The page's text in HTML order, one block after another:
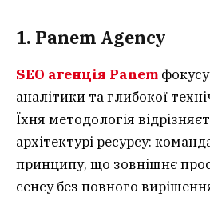
1. Panem Agency
SEO агенція Panem
аналітики та глибокої
Їхня методологія
архітектурі ресурсу:
принципу, що зовнішнє
сенсу без повного